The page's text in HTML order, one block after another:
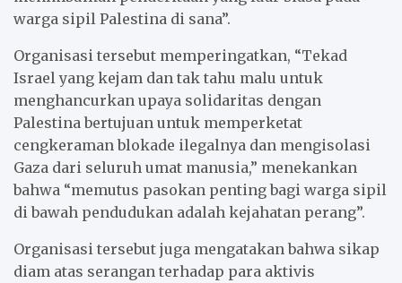
warga sipil Palestina di sana”.
Organisasi tersebut memperingatkan, “Tekad
Israel yang kejam dan tak tahu malu untuk
menghancurkan upaya solidaritas dengan
Palestina bertujuan untuk memperketat
cengkeraman blokade ilegalnya dan mengisolasi
Gaza dari seluruh umat manusia,” menekankan
bahwa “memutus pasokan penting bagi warga sipil
di bawah pendudukan adalah kejahatan perang”.
Organisasi tersebut juga mengatakan bahwa sikap
diam atas serangan terhadap para aktivis